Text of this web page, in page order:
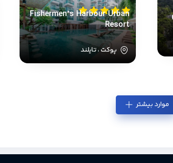
Fishermen’s Harbour Urban
Resort
پوکت ، تایلند
موارد بیشتر